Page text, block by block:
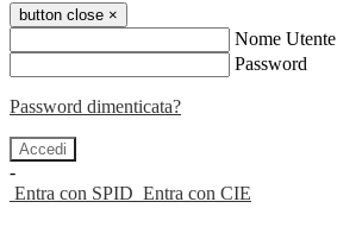
button close ×
Nome Utente
Password
Password dimenticata?
-
Entra con SPID Entra con CIE